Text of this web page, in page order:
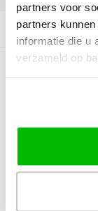
partners voor
partners
informatie die u
verzameld op